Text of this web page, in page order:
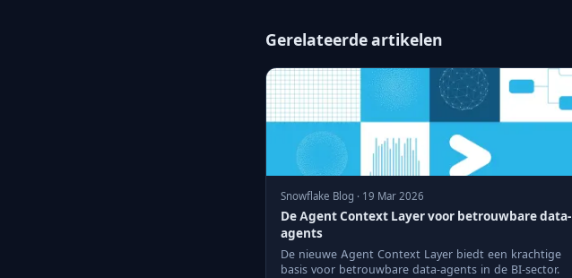
Gerelateerde artikelen
Snowflake Blog · 19 Mar 2026
De Agent Context Layer voor betrouwbare data-
agents
De nieuwe Agent Context Layer biedt een krachtige
basis voor betrouwbare data-agents in de BI-sector.